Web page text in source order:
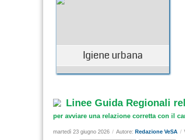
Igiene urbana
Linee Guida Regionali
per avviare una relazione corretta con il
martedì 23 giugno 2026 / Autore: Redazione VeSA /